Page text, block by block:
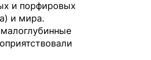
и порфировых
и мира.